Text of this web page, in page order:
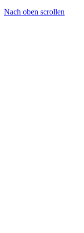
Nach oben scrollen